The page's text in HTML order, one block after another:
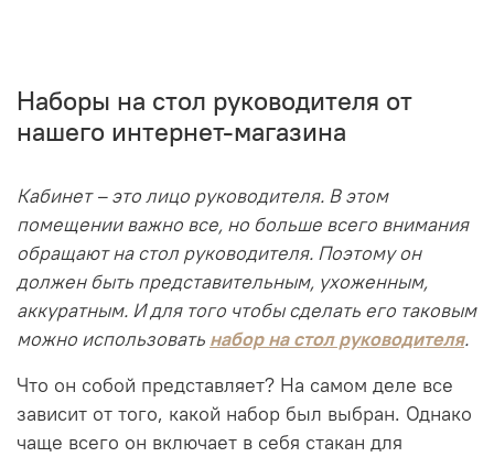
Наборы на стол руководителя от
нашего интернет-магазина
Кабинет – это лицо руководителя. В этом
помещении важно все, но больше всего внимания
обращают на стол руководителя. Поэтому он
должен быть представительным, ухоженным,
аккуратным. И для того чтобы сделать его таковым
можно использовать набор на стол руководителя.
Что он собой представляет? На самом деле все
зависит от того, какой набор был выбран. Однако
чаще всего он включает в себя стакан для